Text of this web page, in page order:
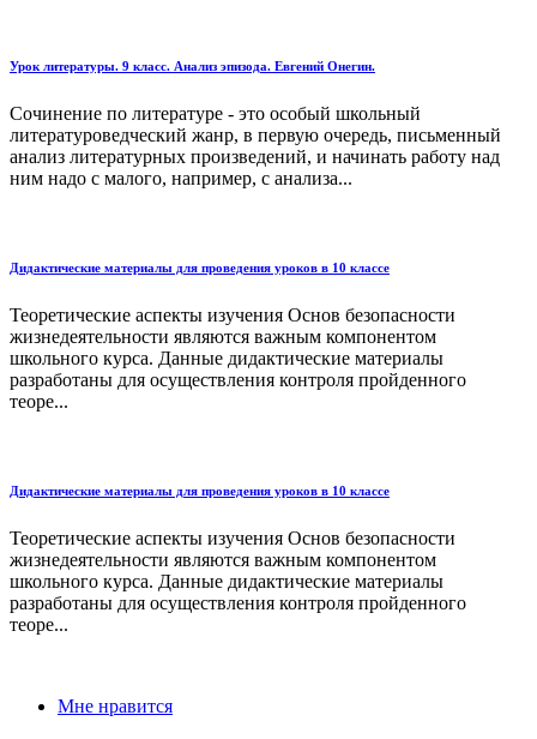
Урок литературы. 9 класс. Анализ эпизода. Евгений Онегин.
Сочинение по литературе - это особый школьный
литературоведческий жанр, в первую очередь, письменный
анализ литературных произведений, и начинать работу над
ним надо с малого, например, с анализа...
Дидактические материалы для проведения уроков в 10 классе
Теоретические аспекты изучения Основ безопасности
жизнедеятельности являются важным компонентом
школьного курса. Данные дидактические материалы
разработаны для осуществления контроля пройденного
теоре...
Дидактические материалы для проведения уроков в 10 классе
Теоретические аспекты изучения Основ безопасности
жизнедеятельности являются важным компонентом
школьного курса. Данные дидактические материалы
разработаны для осуществления контроля пройденного
теоре...
Мне нравится